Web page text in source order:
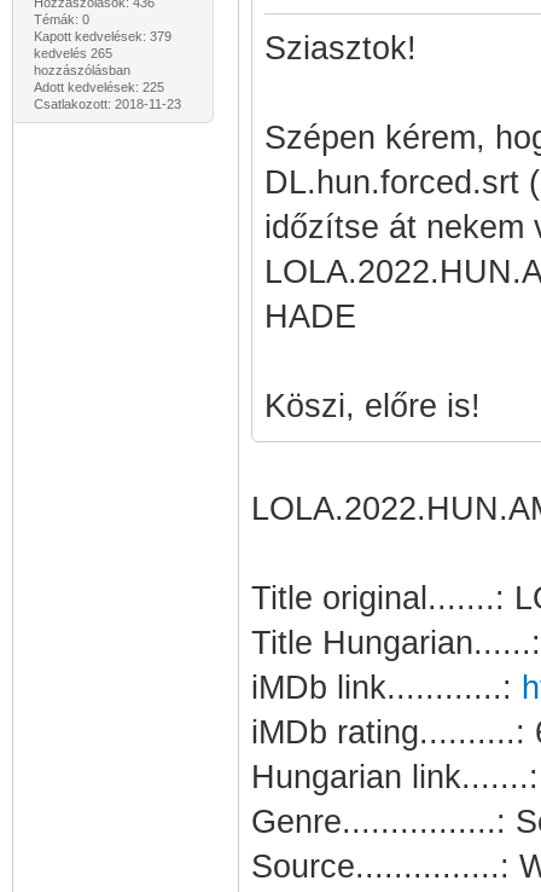
Témák: 0
Kapott kedvelések: 379
kedvelés 265
hozzászólásban
Adott kedvelések: 225
Csatlakozott: 2018-11-23
Sziasztok!
Szépen kérem,
DL.hun.forced.srt
időzítse át nekem
HADE
Köszi, előre is!
Title original.......:
Title
iMDb link............:
iMDb
Hungarian
Genre................:
Source...............: